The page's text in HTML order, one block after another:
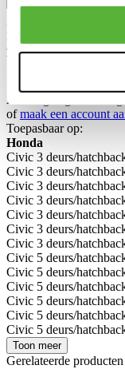
Dit formulier wordt
Privacybeleid van
toepassing.
Alleen geregistreerde
ofmaak een account
Toepasbaar op:
Honda
Civic 3 deurs/
Civic 3 deurs/
Civic 3 deurs/
Civic 3 deurs/
Civic 3 deurs/
Civic 3 deurs/
Civic 3 deurs/
Civic 5 deurs/
Civic 5 deurs/
Civic 5 deurs/
Civic 5 deurs/
Civic 5 deurs/
Civic 5 deurs/
Toon meer
Gerelateerde producten